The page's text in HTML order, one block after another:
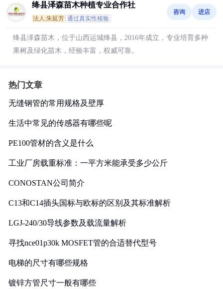
绛县泽森苗木种植专业合作社
法人:朱延芳 通过真实性核验
咨询 进店
绛县泽森苗木，位于山西运城绛县，2016年成立，专业培育多种
果树及绿化苗木，经验丰富，权威可靠。
热门文章
无缝钢管的常用规格及壁厚
生活中常见的传感器有哪些呢
PE100管材的含义是什么
工业厂房载重标准：一平方米能承受多少公斤
CONOSTAN公司简介
C13和C14插头国标与欧标的区别及其标准解析
LGJ-240/30导线参数及载流量解析
寻找nce01p30k MOSFET管的合适替代型号
电梯的尺寸有哪些规格
镀锌方管尺寸一般有哪些